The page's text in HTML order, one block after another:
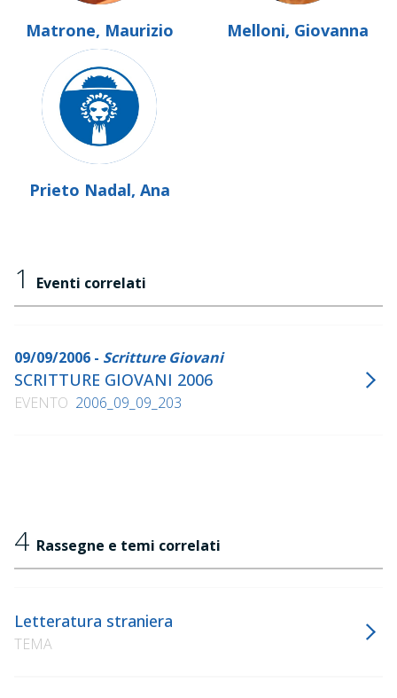
Matrone, Maurizio Melloni, Giovanna
Prieto Nadal, Ana
1 Eventi correlati
09/09/2006 - Scritture Giovani
SCRITTURE GIOVANI 2006
EVENTO 2006_09_09_203
4 Rassegne e temi correlati
Letteratura straniera
TEMA